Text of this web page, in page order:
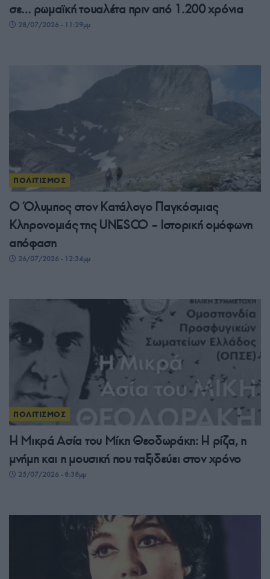
σε… ρωμαϊκή τουαλέτα πριν από 1.200 χρόνια
28/07/2026 - 11:29μμ
ΠΟΛΙΤΙΣΜΟΣ
Ο Όλυμπος στον Κατάλογο Παγκόσμιας
Κληρονομιάς της UNESCO – Ιστορική ομόφωνη
απόφαση
26/07/2026 - 12:34μμ
ΠΟΛΙΤΙΣΜΟΣ
Η Μικρά Ασία του Μίκη Θεοδωράκη: Η ρίζα, η
μνήμη και η μουσική που ταξιδεύει στον χρόνο
25/07/2026 - 8:38μμ